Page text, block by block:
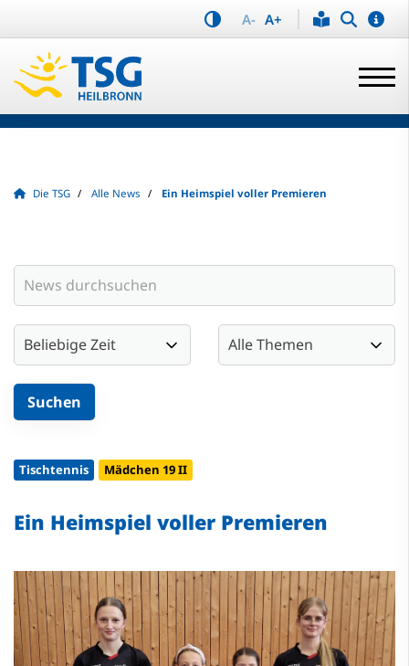
A- A+
Die TSG Alle News Ein Heimspiel voller Premieren
Tischtennis Mädchen 19 II
Ein Heimspiel voller Premieren